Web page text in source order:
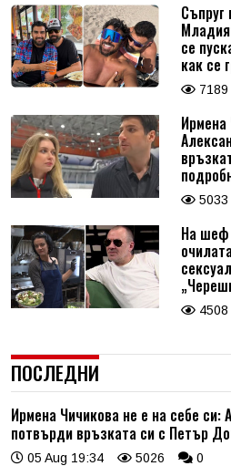
Съпруг
се
как се
7189
Ирмена
5033
На шеф
4508
ПОСЛЕДНИ
Ирмена Чичикова не е на себе си:
потвърди връзката си с Петър
05 Aug 19:34 5026 0